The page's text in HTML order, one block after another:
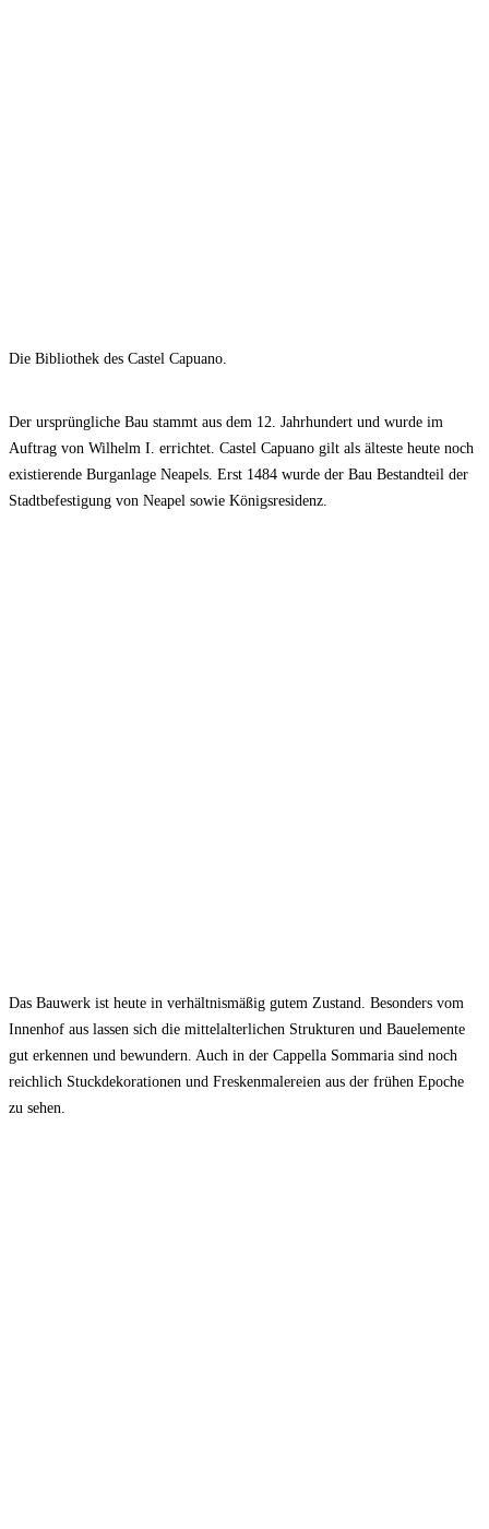
Die Bibliothek des Castel Capuano.
Der ursprüngliche Bau stammt aus dem 12. Jahrhundert und wurde im
Auftrag von Wilhelm I. errichtet. Castel Capuano gilt als älteste heute noch
existierende Burganlage Neapels. Erst 1484 wurde der Bau Bestandteil der
Stadtbefestigung von Neapel sowie Königsresidenz.
Das Bauwerk ist heute in verhältnismäßig gutem Zustand. Besonders vom
Innenhof aus lassen sich die mittelalterlichen Strukturen und Bauelemente
gut erkennen und bewundern. Auch in der Cappella Sommaria sind noch
reichlich Stuckdekorationen und Freskenmalereien aus der frühen Epoche
zu sehen.